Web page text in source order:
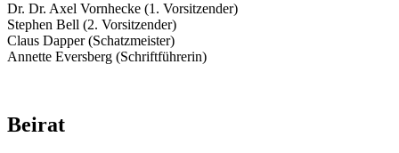
Dr. Dr. Axel Vornhecke (1. Vorsitzender)
Stephen Bell (2. Vorsitzender)
Claus Dapper (Schatzmeister)
Annette Eversberg (Schriftführerin)
Beirat